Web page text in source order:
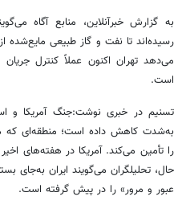
به گزارش خبرآنلاین، منابع آگاه
رسیده‌اند تا نفت و گاز طبیعی مایع‌شده
می‌دهد تهران اکنون عملاً کنترل
است.
تسنیم در خبری نوشت:جنگ آمریکا و
را تأمین می‌کند. آمریکا در هفته‌های
حال، تحلیلگران می‌گویند ایران به‌جای
عبور و مرور» را در پیش گرفته است.